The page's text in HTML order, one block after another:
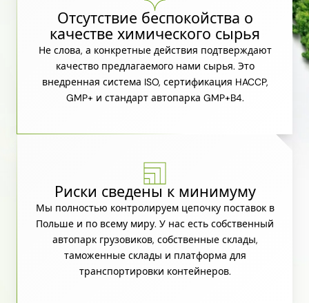
Отсутствие беспокойства о
качестве химического сырья
Не слова, а конкретные действия подтверждают
качество предлагаемого нами сырья. Это
внедренная система ISO, сертификация HACCP,
GMP+ и стандарт автопарка GMP+B4.
Риски сведены к минимуму
Мы полностью контролируем цепочку поставок в
Польше и по всему миру. У нас есть собственный
автопарк грузовиков, собственные склады,
таможенные склады и платформа для
транспортировки контейнеров.